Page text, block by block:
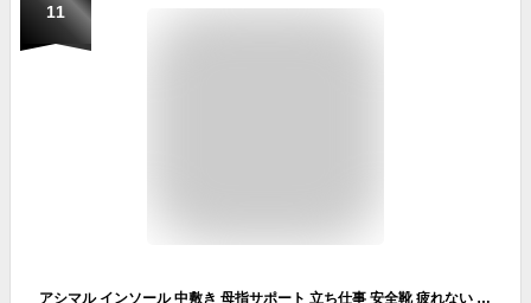
11
アシマル インソール 中敷き 母指サポート 立ち仕事 安全靴 疲れない タコ マメ 足膝腰の不安に アーチサポート 衝撃吸収 消臭 通気 レディースコンフォートⅡ 女性 (M 22.0-23.5)